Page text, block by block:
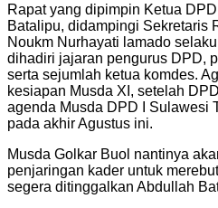
Rapat yang dipimpin Ketua
Batalipu, didampingi Sekretaris
Noukm Nurhayati lamado
dihadiri jajaran pengurus DPD,
serta sejumlah ketua komdes.
kesiapan Musda XI, setelah
agenda Musda DPD I Sulawesi
pada akhir Agustus ini.
Musda Golkar Buol nantinya
penjaringan kader untuk
segera ditinggalkan Abdullah